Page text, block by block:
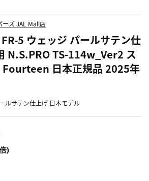
ーズ JAL Mall店
5 ウェッジ パールサテン仕
N.S.PRO TS-114w_Ver2 ス
Fourteen 日本正規品 2025年
ルサテン仕上げ 日本モデル
)